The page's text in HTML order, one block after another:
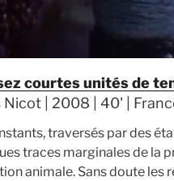
courtes unités de
Nicot | 2008 | 40' |
traversés par des
traces marginales de la
animale. Sans doute les